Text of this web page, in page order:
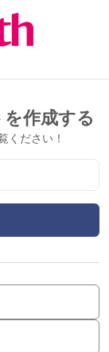
作成する
ください！